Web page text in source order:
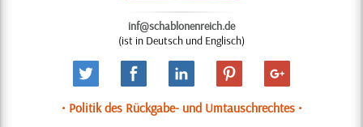
inf@schablonenreich.de
(ist in Deutsch und Englisch)
• Politik des Rückgabe- und Umtauschrechtes •